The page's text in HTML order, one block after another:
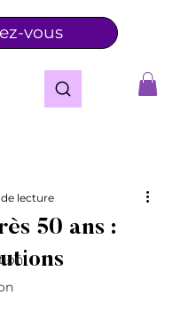
vous
50 ans :
lecture